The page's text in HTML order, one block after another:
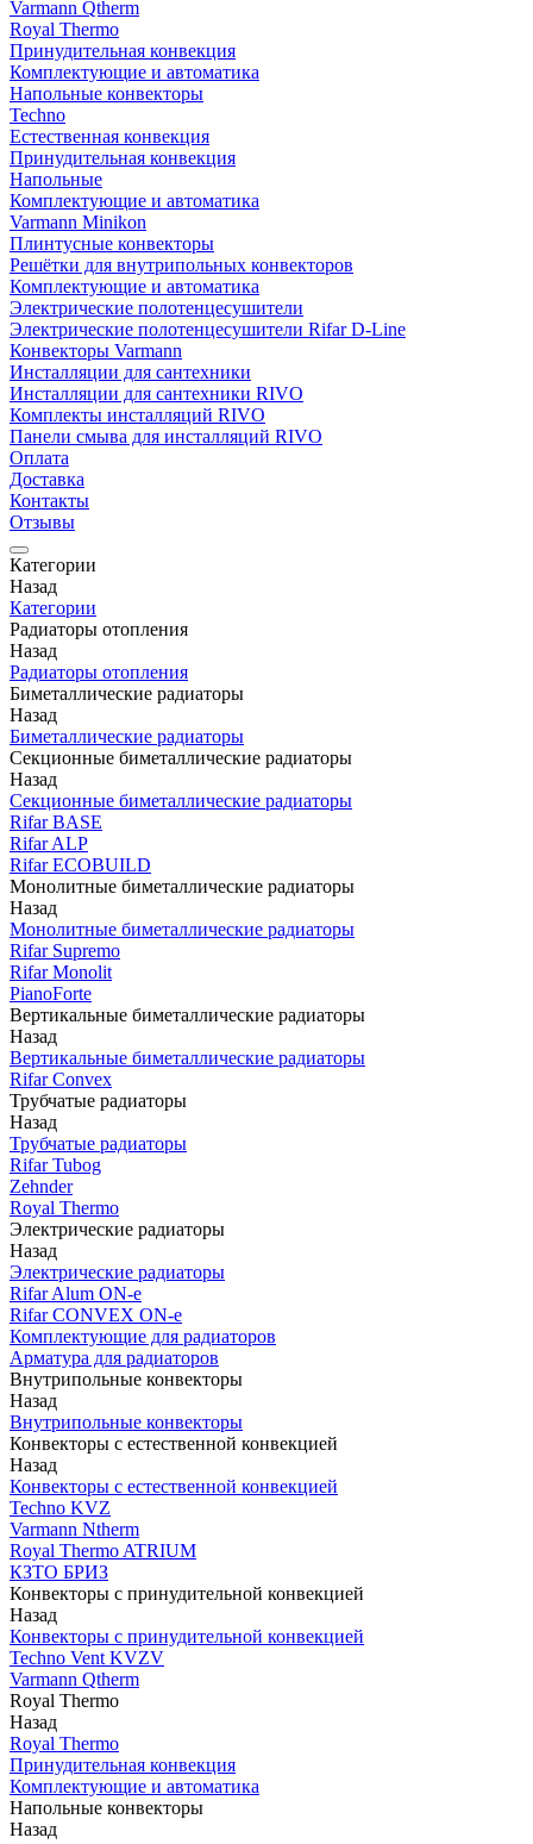
Varmann Qtherm
Royal Thermo
Принудительная конвекция
Комплектующие и автоматика
Напольные конвекторы
Techno
Естественная конвекция
Принудительная конвекция
Напольные
Комплектующие и автоматика
Varmann Minikon
Плинтусные конвекторы
Решётки для внутрипольных конвекторов
Комплектующие и автоматика
Электрические полотенцесушители
Электрические полотенцесушители Rifar D-Line
Конвекторы Varmann
Инсталляции для сантехники
Инсталляции для сантехники RIVO
Комплекты инсталляций RIVO
Панели смыва для инсталляций RIVO
Оплата
Доставка
Контакты
Отзывы
Категории
Назад
Категории
Радиаторы отопления
Назад
Радиаторы отопления
Биметаллические радиаторы
Назад
Биметаллические радиаторы
Секционные биметаллические радиаторы
Назад
Секционные биметаллические радиаторы
Rifar BASE
Rifar ALP
Rifar ECOBUILD
Монолитные биметаллические радиаторы
Назад
Монолитные биметаллические радиаторы
Rifar Supremo
Rifar Monolit
PianoForte
Вертикальные биметаллические радиаторы
Назад
Вертикальные биметаллические радиаторы
Rifar Convex
Трубчатые радиаторы
Назад
Трубчатые радиаторы
Rifar Tubog
Zehnder
Royal Thermo
Электрические радиаторы
Назад
Электрические радиаторы
Rifar Alum ON-e
Rifar CONVEX ON-e
Комплектующие для радиаторов
Арматура для радиаторов
Внутрипольные конвекторы
Назад
Внутрипольные конвекторы
Конвекторы с естественной конвекцией
Назад
Конвекторы с естественной конвекцией
Techno KVZ
Varmann Ntherm
Royal Thermo ATRIUM
КЗТО БРИЗ
Конвекторы с принудительной конвекцией
Назад
Конвекторы с принудительной конвекцией
Techno Vent KVZV
Varmann Qtherm
Royal Thermo
Назад
Royal Thermo
Принудительная конвекция
Комплектующие и автоматика
Напольные конвекторы
Назад